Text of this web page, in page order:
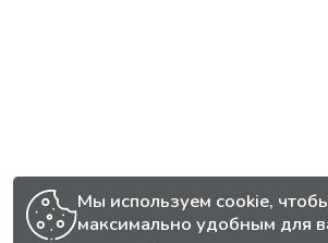
Мы используем cookie,
максимально удобным для